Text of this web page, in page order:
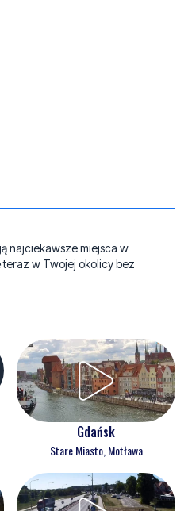
najciekawsze miejsca w
w Twojej okolicy bez
Gdańsk
Stare Miasto, Motława